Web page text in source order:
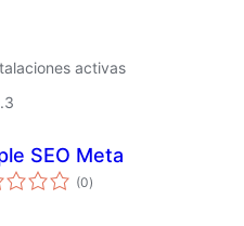
activas
SEO Meta
(0total
de
)